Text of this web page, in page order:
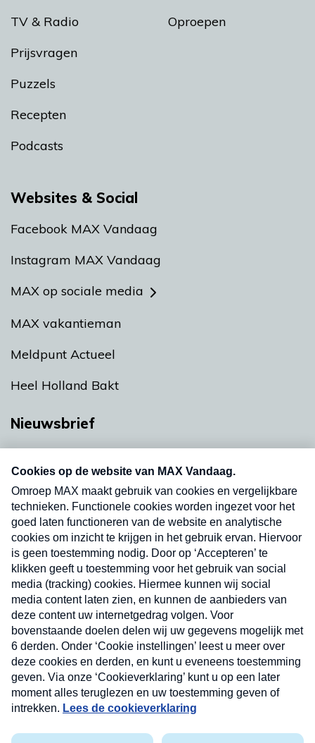
TV & Radio
Prijsvragen
Puzzels
Recepten
Podcasts
Oproepen
Websites & Social
Facebook MAX Vandaag
Instagram MAX Vandaag
MAX op sociale media
MAX vakantieman
Meldpunt Actueel
Heel Holland Bakt
Nieuwsbrief
nieuwsbrief. Elke vrijdag- en dinsdagochtend in
uw mailbox.
Verzend
Nieuwsbrief
Neem hier een gratis abonnement op onze
nieuwsbrief. Elke vrijdag- en dinsdagochtend in uw